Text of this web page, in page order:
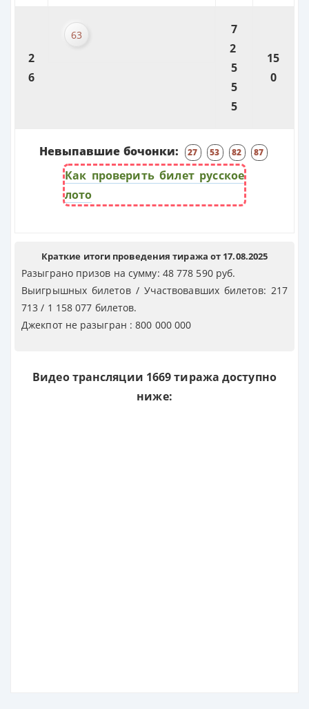
Невыпавшие бочонки: 27 53 82 87
Как проверить билет русское
лото
2
6
63
7
2
5
5
5
15
0
Краткие итоги проведения тиража от 17.08.2025
Разыграно призов на сумму: 48 778 590 руб.
Выигрышных билетов / Участвовавших билетов: 217
713 / 1 158 077 билетов.
Джекпот не разыгран : 800 000 000
Видео трансляции 1669 тиража доступно
ниже: